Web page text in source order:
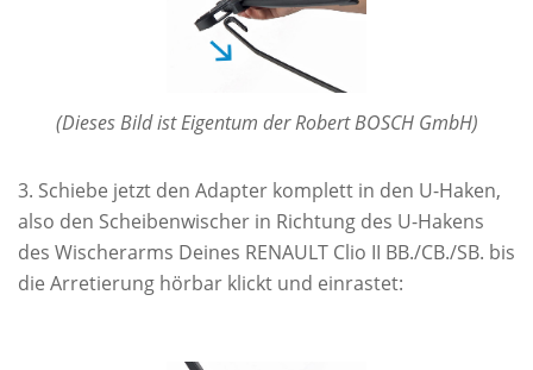
(Dieses Bild ist Eigentum der Robert BOSCH GmbH)
Schiebe jetzt den Adapter komplett in den U-Haken,
also den Scheibenwischer in Richtung des U-Hakens
des Wischerarms Deines RENAULT Clio II BB./CB./SB. bis
die Arretierung hörbar klickt und einrastet: